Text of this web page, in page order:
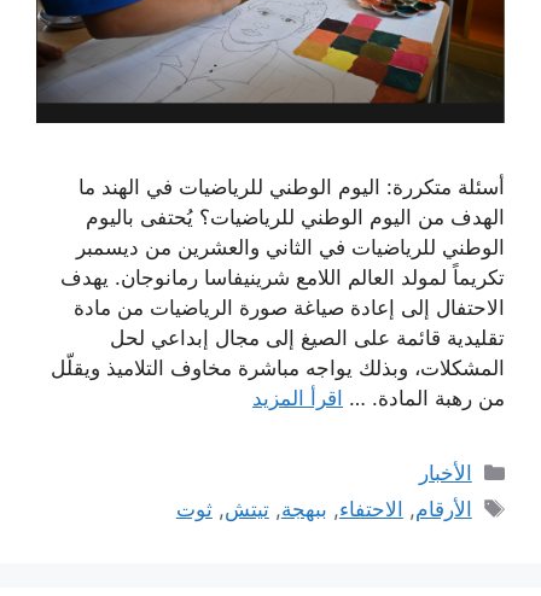
أسئلة متكررة: اليوم الوطني للرياضيات في الهند ما
الهدف من اليوم الوطني للرياضيات؟ يُحتفى باليوم
الوطني للرياضيات في الثاني والعشرين من ديسمبر
تكريماً لمولد العالم اللامع شرينيفاسا رمانوجان. يهدف
الاحتفال إلى إعادة صياغة صورة الرياضيات من مادة
تقليدية قائمة على الصيغ إلى مجال إبداعي لحل
المشكلات، وبذلك يواجه مباشرة مخاوف التلاميذ ويقلّل
من رهبة المادة. … اقرأ المزيد
التصنيفات
الأخبار
الوسوم
الأرقام, الاحتفاء, ببهجة,تيتش,ثوت